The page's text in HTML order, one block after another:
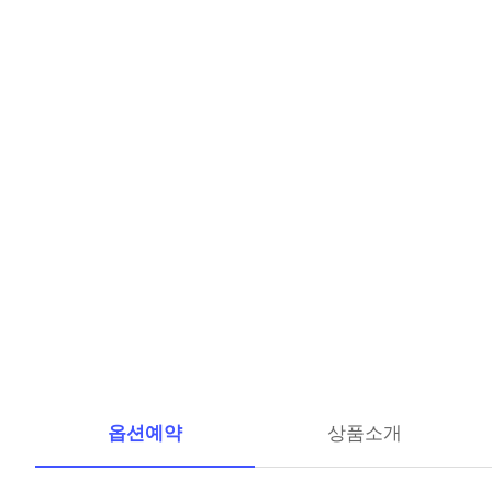
옵션예약 상품소개